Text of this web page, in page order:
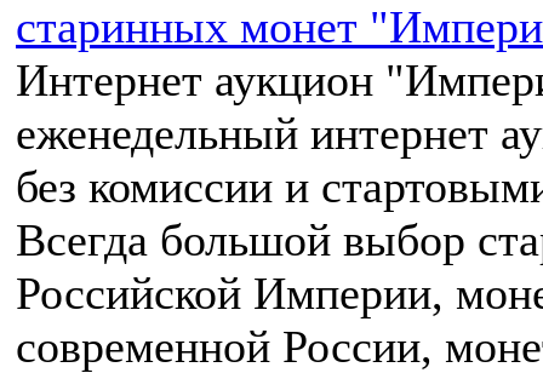
старинных монет
Интернет аукцион
еженедельный интернет
без комиссии и
Всегда большой выбор
Российской Империи,
современной России,